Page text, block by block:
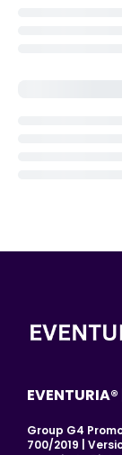
Group G4
700/2019 |